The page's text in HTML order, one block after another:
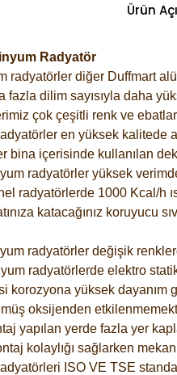
Ürün
Radyatör
radyatörler diğer Duffmart
fazla dilim sayısıyla daha
çok çeşitli renk ve
en yüksek kalitede
bina içerisinde kullanılan
radyatörler yüksek
radyatörlerde 1000 Kcal/h
katacağınız koruyucu
radyatörler değişik
radyatörlerde elektro
korozyona yüksek dayanım
oksijenden
yapılan yerde fazla yer
kolaylığı sağlarken
ISO VE TSE